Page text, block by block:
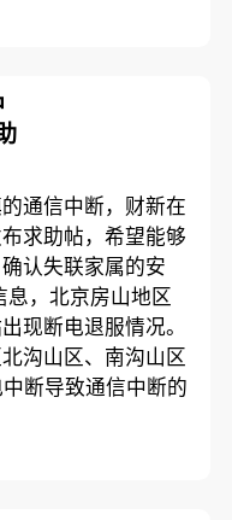
通信中断，财新在
求助帖，希望能够
认失联家属的安
息，北京房山地区
现断电退服情况。
沟山区、南沟山区
断导致通信中断的